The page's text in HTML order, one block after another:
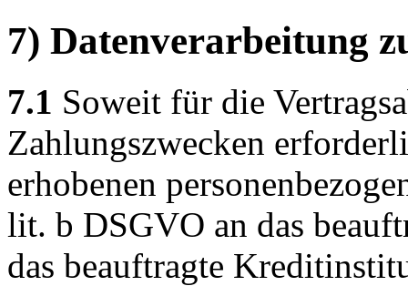
7) Datenverarbeitung
7.1 Soweit für die
Zahlungszwecken
erhobenen
lit. b DSGVO an das
das beauftragte